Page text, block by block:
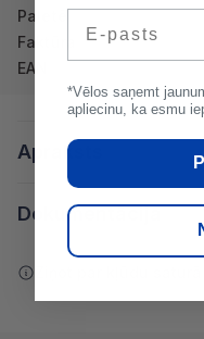
Paletē
Faktūra
EAN
Apraksts
Dokumentācija
*Vēlos saņemt
apliecinu, ka esmu